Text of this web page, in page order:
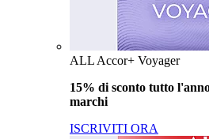
ALL Accor+ Voyager
15% di sconto tutto
marchi
ISCRIVITI ORA